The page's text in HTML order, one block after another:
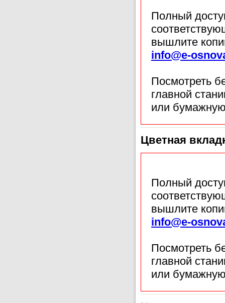
Полный
вышлите
info@e-
Посмотреть
главной
или
Цветная
Полный
вышлите
info@e-
Посмотреть
главной
или